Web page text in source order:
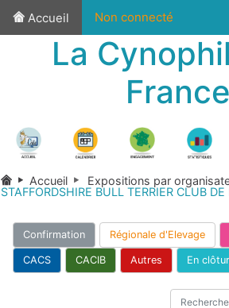
Accueil Non connecté
La
France
Accueil
Expositions par
STAFFORDSHIRE BULL TERRIER CLUB DE
Confirmation Régionale d'Elevage
CACS CACIB Autres En